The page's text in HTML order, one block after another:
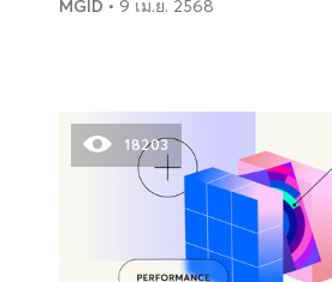
MGID • 9 เม.ย. 2568
18203